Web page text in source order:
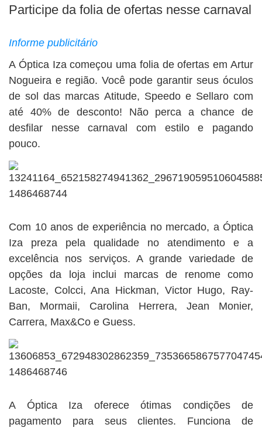
ANUNCIE
Participe da folia de ofertas nesse carnaval
Informe publicitário
A Óptica Iza começou uma folia de ofertas em Artur
Nogueira e região. Você pode garantir seus óculos
de sol das marcas Atitude, Speedo e Sellaro com
até 40% de desconto! Não perca a chance de
desfilar nesse carnaval com estilo e pagando
pouco.
Com 10 anos de experiência no mercado, a Óptica
Iza preza pela qualidade no atendimento e a
excelência nos serviços. A grande variedade de
opções da loja inclui marcas de renome como
Lacoste, Colcci, Ana Hickman, Victor Hugo, Ray-
Ban, Mormaii, Carolina Herrera, Jean Monier,
Carrera, Max&Co e Guess.
A Óptica Iza oferece ótimas condições de
pagamento para seus clientes. Funciona de